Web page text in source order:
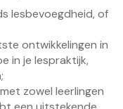
lesbevoegdheid, of
ontwikkelingen in
in je lespraktijk,
zowel leerlingen